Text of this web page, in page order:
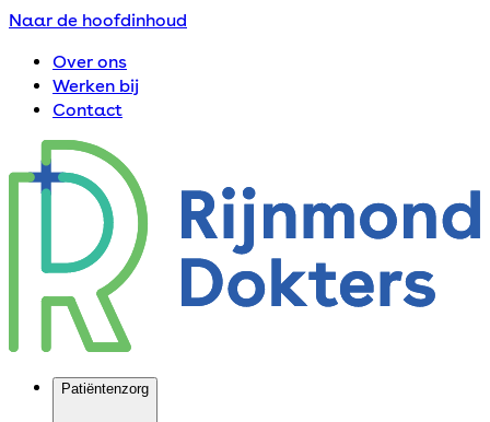
Naar de hoofdinhoud
Over ons
Werken bij
Contact
Patiëntenzorg